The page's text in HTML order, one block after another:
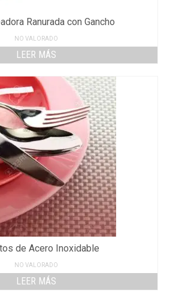
Ranurada con Gancho
NO VALORADO
LEER MÁS
de Acero Inoxidable
NO VALORADO
LEER MÁS